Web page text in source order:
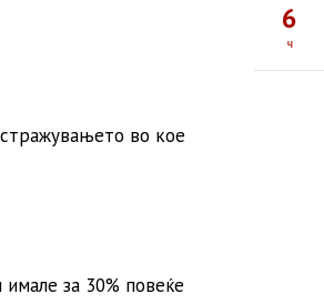
во кое
за 30% повеќе
6
ч